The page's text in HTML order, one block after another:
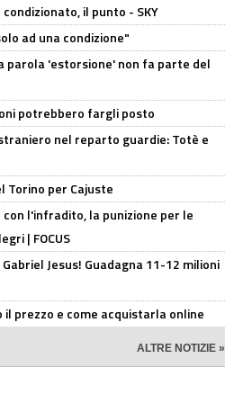
il punto - SKY
ad una condizione"
parola 'estorsione' non fa parte del
potrebbero fargli posto
nel reparto guardie: Totè e
per Cajuste
con l'infradito, la punizione per le
| FOCUS
Jesus! Guadagna 11-12 milioni
prezzo e come acquistarla online
ALTRE NOTIZIE »